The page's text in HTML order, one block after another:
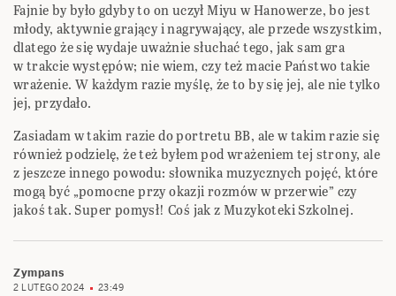
Fajnie by było gdyby to on uczył Miyu w Hanowerze, bo jest
młody, aktywnie grający i nagrywający, ale przede wszystkim,
dlatego że się wydaje uważnie słuchać tego, jak sam gra
w trakcie występów; nie wiem, czy też macie Państwo takie
wrażenie. W każdym razie myślę, że to by się jej, ale nie tylko
jej, przydało.
Zasiadam w takim razie do portretu BB, ale w takim razie się
również podzielę, że też byłem pod wrażeniem tej strony, ale
z jeszcze innego powodu: słownika muzycznych pojęć, które
mogą być „pomocne przy okazji rozmów w przerwie” czy
jakoś tak. Super pomysł! Coś jak z Muzykoteki Szkolnej.
Zympans
2 LUTEGO 2024 23:49